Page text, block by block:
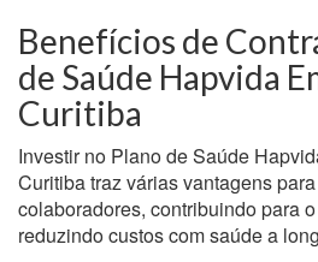
Benefícios de
de Saúde Hapvida
Curitiba
Investir no Plano de Saúde
Curitiba traz várias vantagens
colaboradores, contribuindo para
reduzindo custos com saúde a